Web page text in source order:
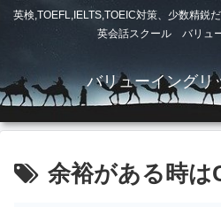
英検,TOEFL,IELTS,TOEIC対策、少数精鋭
英会話スクール バリュ
バリューイングリ
余裕がある時は